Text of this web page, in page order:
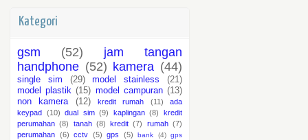
Kategori
gsm (52)
jam tangan
handphone (52) kamera (44)
single sim (29) model stainless
(21)
model plastik (15) model campuran (13)
non kamera
(12) kredit rumah (11)
ada
keypad (10) dual sim (9) kaplingan (8)
kredit
perumahan (8) tanah (8) kredit (7) rumah (7)
perumahan (6) cctv (5) gps (5) bank (4) gps